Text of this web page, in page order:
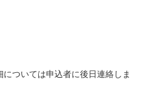
ついては申込者に後日連絡しま